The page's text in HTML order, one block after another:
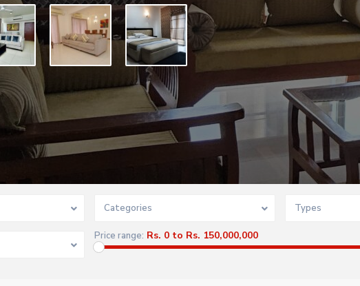
Categories Types
Price range: Rs. 0 to Rs. 150,000,000